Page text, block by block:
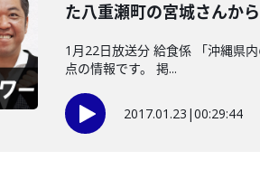
た八重瀬町の宮城さんか
1月22日放送分 給食係 「沖縄県
点の情報です。 掲...
2017.01.23 |00:29:44